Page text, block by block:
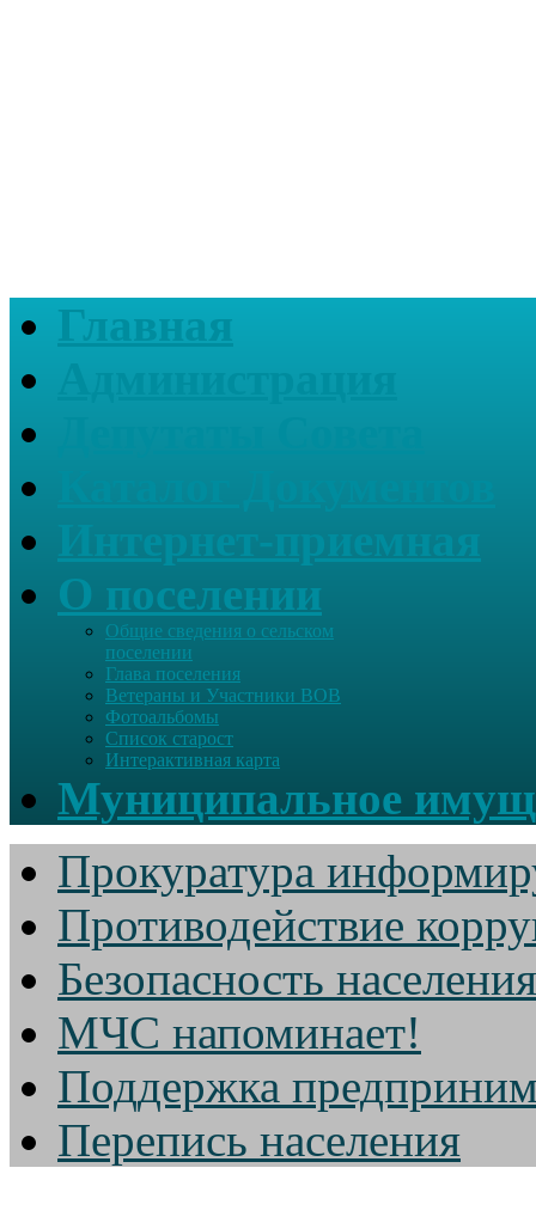
Главная
О поселении
Общие сведения о сельском
поселении
Глава поселения
Ветераны и Участники ВОВ
Фотоальбомы
Список старост
Интерактивная карта
Муниципальное
Прокуратура
Противодействие
Безопасность населения
МЧС напоминает!
Поддержка
Перепись населения